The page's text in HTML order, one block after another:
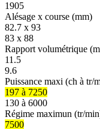
1905
Alésage x course (mm)
82.7 x 93
83 x 88
Rapport volumétrique
11.5
9.6
Puissance maxi (ch à tr/
197 à 7250
130 à 6000
Régime maximun (tr/
7500